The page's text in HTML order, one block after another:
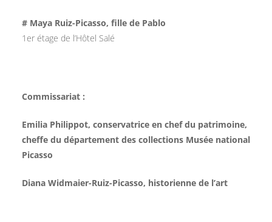
# Maya Ruiz-Picasso, fille de Pablo
1er étage de l’Hôtel Salé
Commissariat :
Emilia Philippot, conservatrice en chef du patrimoine,
cheffe du département des collections Musée national
Picasso
Diana Widmaier-Ruiz-Picasso, historienne de l’art